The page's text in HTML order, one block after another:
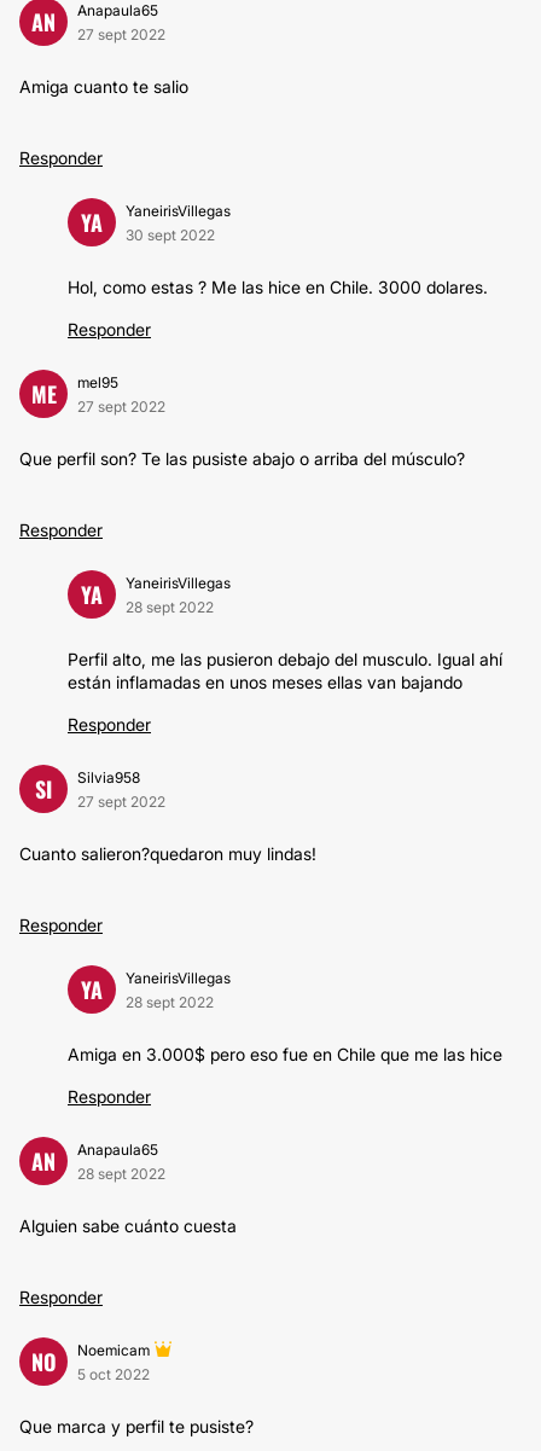
AN
Anapaula65
27 sept 2022
Amiga cuanto te salio
Responder
YA
YaneirisVillegas
30 sept 2022
Hol, como estas ? Me las hice en Chile. 3000 dolares.
Responder
ME
mel95
27 sept 2022
Que perfil son? Te las pusiste abajo o arriba del músculo?
Responder
YA
YaneirisVillegas
28 sept 2022
Perfil alto, me las pusieron debajo del musculo. Igual ahí
están inflamadas en unos meses ellas van bajando
Responder
SI
Silvia958
27 sept 2022
Cuanto salieron?quedaron muy lindas!
Responder
YA
YaneirisVillegas
28 sept 2022
Amiga en 3.000$ pero eso fue en Chile que me las hice
Responder
AN
Anapaula65
28 sept 2022
Alguien sabe cuánto cuesta
Responder
NO
Noemicam
5 oct 2022
Que marca y perfil te pusiste?